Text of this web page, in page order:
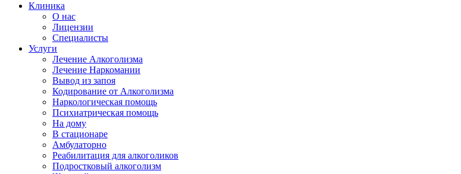
Клиника
О нас
Лицензии
Специалисты
Услуги
Лечение Алкоголизма
Лечение Наркомании
Вывод из запоя
Кодирование от Алкоголизма
Наркологическая помощь
Психиатрическая помощь
На дому
В стационаре
Амбулаторно
Реабилитация для алкоголиков
Подростковый алкоголизм